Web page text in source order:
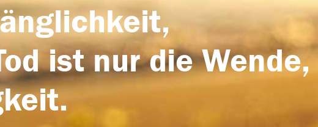
ist nur die